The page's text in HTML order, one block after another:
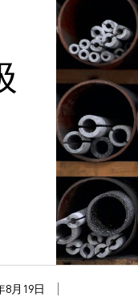
8月19日